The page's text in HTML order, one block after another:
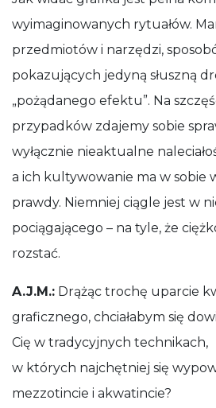
wyimaginowanych rytuałów.
przedmiotów i narzędzi,
pokazujących jedyną słuszną
„pożądanego efektu”. Na
przypadków zdajemy sobie
wyłącznie nieaktualne
a ich kultywowanie ma w sobie
prawdy. Niemniej ciągle jest w
pociągającego – na tyle, że
rozstać.
A.J.M.: Drążąc trochę uparcie
graficznego, chciałabym się
Cię w tradycyjnych technikach,
w których najchętniej się
mezzotincie i akwatincie?